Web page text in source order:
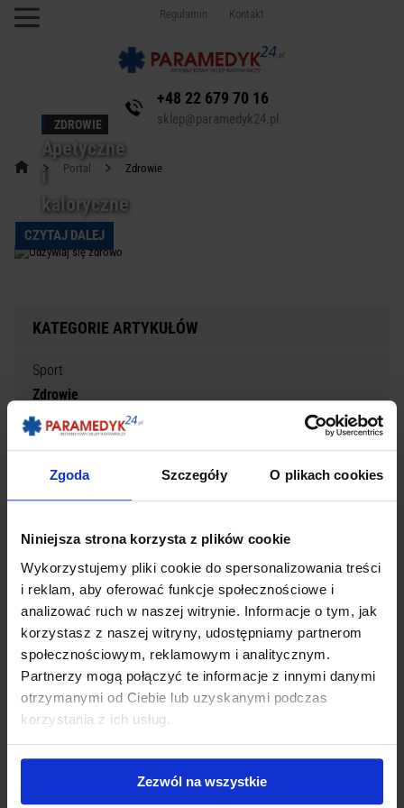
Zgoda Szczegóły O plikach cookies
Niniejsza strona korzysta z plików cookie
Wykorzystujemy pliki cookie do spersonalizowania treści
i reklam, aby oferować funkcje społecznościowe i
analizować ruch w naszej witrynie. Informacje o tym, jak
korzystasz z naszej witryny, udostępniamy partnerom
społecznościowym, reklamowym i analitycznym.
Partnerzy mogą połączyć te informacje z innymi danymi
otrzymanymi od Ciebie lub uzyskanymi podczas
korzystania z ich usług.
Zezwól na wszystkie
Regulamin Kontakt
+48 22 679 70 16
sklep@paramedyk24.pl
Portal Zdrowie
KATEGORIE ARTYKUŁÓW
Sport
Zdrowie
OWOCOWY PORANEK
Tabliczka kierunkowa AED w lewo
36,90 zł
ZDROWIE
Apetyczne
i
kaloryczne
CZYTAJ DALEJ